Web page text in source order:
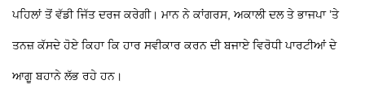
ਪਹਿਲਾਂ ਤੋਂ ਵੱਡੀ ਜਿੱਤ ਦਰਜ ਕਰੇਗੀ। ਮਾਨ ਨੇ ਕਾਂਗਰਸ, ਅਕਾਲੀ ਦਲ ਤੇ ਭਾਜਪਾ ’ਤੇ
ਤਨਜ਼ ਕੱਸਦੇ ਹੋਏ ਕਿਹਾ ਕਿ ਹਾਰ ਸਵੀਕਾਰ ਕਰਨ ਦੀ ਬਜਾਏ ਵਿਰੋਧੀ ਪਾਰਟੀਆਂ ਦੇ
ਆਗੂ ਬਹਾਨੇ ਲੱਭ ਰਹੇ ਹਨ।